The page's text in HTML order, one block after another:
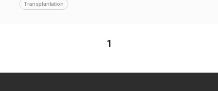
Transplantation
1